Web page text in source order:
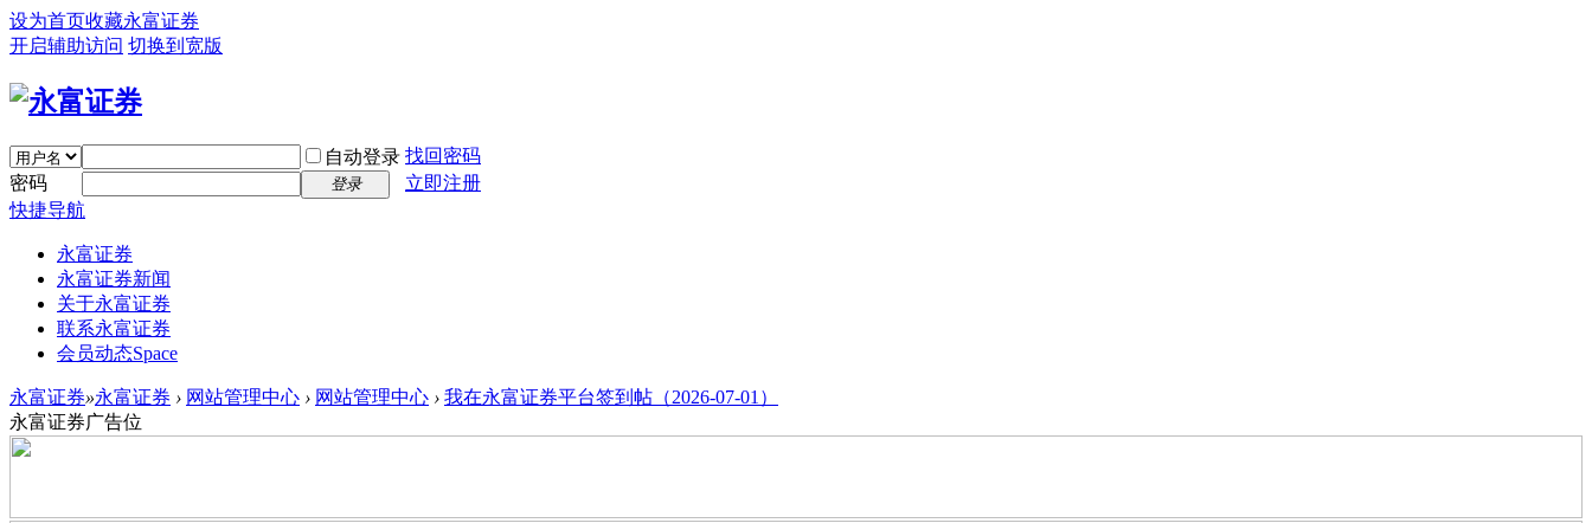
设为首页收藏永富证券
开启辅助访问 切换到宽版
自动登录 找回密码
密码
登录
立即注册
快捷导航
永富证券
永富证券新闻
关于永富证券
联系永富证券
会员动态Space
永富证券»永富证券 › 网站管理中心 › 网站管理中心 › 我在永富证券平台签到帖（2026-07-01）
永富证券广告位